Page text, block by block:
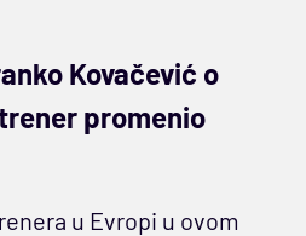
Kovačević o
promenio
u Evropi u ovom